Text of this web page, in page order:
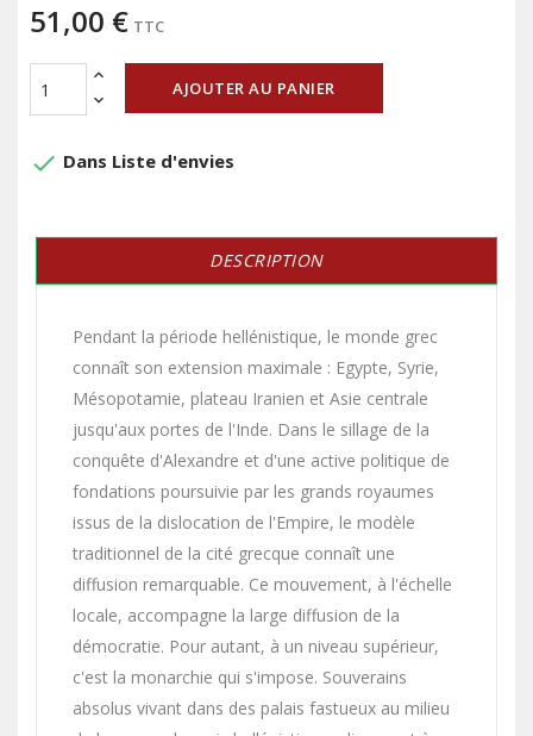
51,00 € TTC
AJOUTER AU PANIER
done Dans Liste d'envies
DESCRIPTION
Pendant la période hellénistique, le monde grec
connaît son extension maximale : Egypte, Syrie,
Mésopotamie, plateau Iranien et Asie centrale
jusqu'aux portes de l'Inde. Dans le sillage de la
conquête d'Alexandre et d'une active politique de
fondations poursuivie par les grands royaumes
issus de la dislocation de l'Empire, le modèle
traditionnel de la cité grecque connaît une
diffusion remarquable. Ce mouvement, à l'échelle
locale, accompagne la large diffusion de la
démocratie. Pour autant, à un niveau supérieur,
c'est la monarchie qui s'impose. Souverains
absolus vivant dans des palais fastueux au milieu